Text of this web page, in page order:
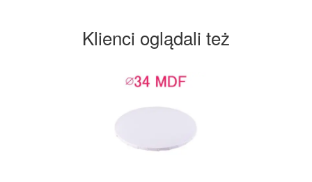
Klienci oglądali też